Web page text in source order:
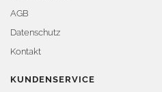
AGB
Datenschutz
Kontakt
KUNDENSERVICE